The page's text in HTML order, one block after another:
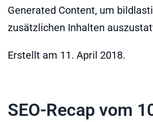
Generated Content, um
zusätzlichen Inhalten
Erstellt am 11. April 2018.
SEO-Recap vom